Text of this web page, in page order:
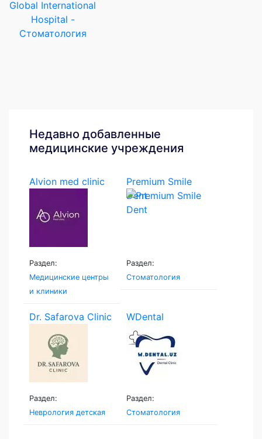
Global International
Hospital -
Стоматология
Недавно добавленные
медицинские учреждения
Alvion med clinic
Раздел:
Медицинские центры
и клиники
Premium Smile
Dent
Раздел:
Стоматология
Dr. Safarova Clinic
Раздел:
Неврология детская
WDental
Раздел:
Стоматология